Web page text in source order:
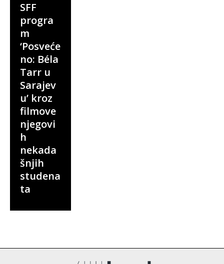
SFF
progra
m
‘Posveće
no: Béla
Tarr u
Sarajev
u’ kroz
filmove
njegovi
h
nekada
šnjih
studena
ta